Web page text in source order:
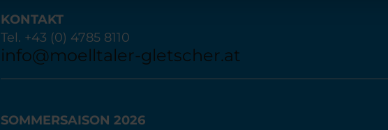
KONTAKT
Tel. +43 (0) 4785 8110
info@moelltaler-gletscher.at
SOMMERSAISON 2026